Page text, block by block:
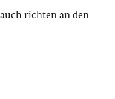
richten an den